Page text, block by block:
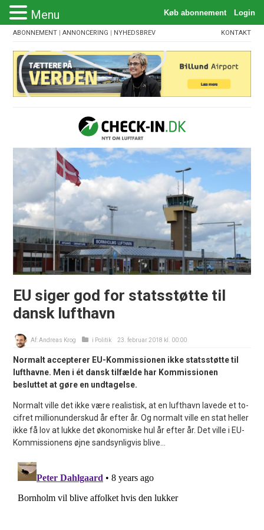
ABONNEMENT |ANNONCERING | NYHEDSBREV KONTAKT
EU siger god for statsstøtte til
dansk lufthavn
Af:Andreas Krog i Politik 23. februar 2018 kl. 00:00
Normalt accepterer EU-Kommissionen ikke statsstøtte til
lufthavne. Men i ét dansk tilfælde har Kommissionen
besluttet at gøre en undtagelse.
Normalt ville det ikke være realistisk, at en lufthavn lavede et to-
cifret millionunderskud år efter år. Og normalt ville en stat heller
ikke få lov at lukke det økonomiske hul år efter år. Det ville i EU-
Kommissionens øjne sandsynligvis blive...
Menu